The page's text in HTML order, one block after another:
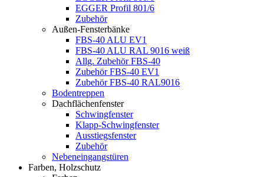
EGGER Profil 801/6
Zubehör
Außen-Fensterbänke
FBS-40 ALU EV1
FBS-40 ALU RAL 9016 weiß
Allg. Zubehör FBS-40
Zubehör FBS-40 EV1
Zubehör FBS-40 RAL9016
Bodentreppen
Dachflächenfenster
Schwingfenster
Klapp-Schwingfenster
Ausstiegsfenster
Zubehör
Nebeneingangstüren
Farben, Holzschutz